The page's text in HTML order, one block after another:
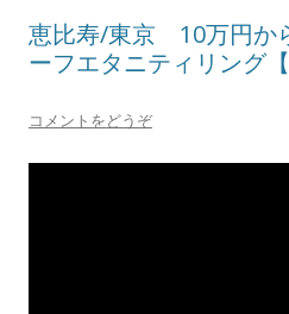
恵比寿/東京 10万円か
ーフエタニティリング【
コメントをどうぞ